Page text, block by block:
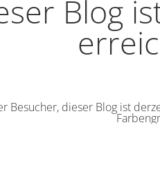
Blog
Besucher, dieser Blog ist